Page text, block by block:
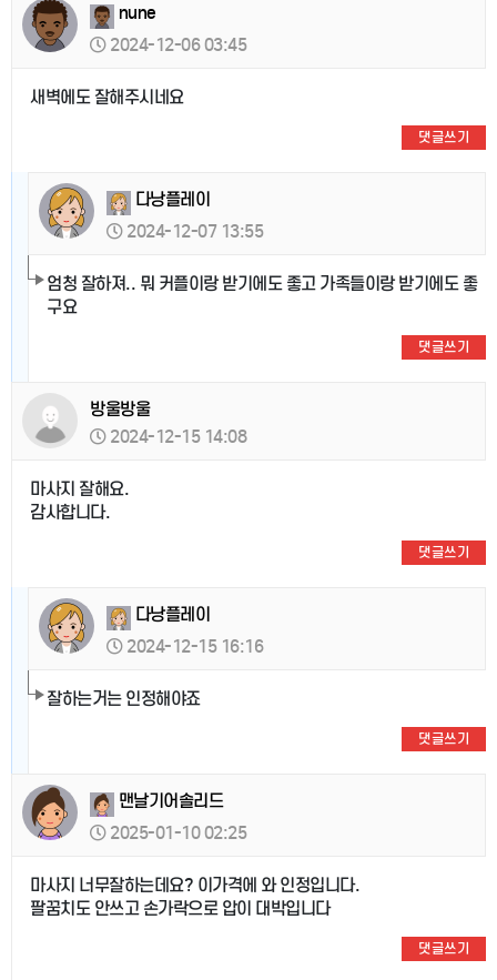
nune
2024-12-06 03:45
새벽에도 잘해주시네요
댓글쓰기
다낭플레이
2024-12-07 13:55
엄청 잘하져.. 뭐 커플이랑 받기에도 좋고 가족들이랑 받기에도 좋
구요
댓글쓰기
방울방울
2024-12-15 14:08
마사지 잘해요.
감사합니다.
댓글쓰기
다낭플레이
2024-12-15 16:16
잘하는거는 인정해야죠
댓글쓰기
맨날기어솔리드
2025-01-10 02:25
마사지 너무잘하는데요? 이가격에 와 인정입니다.
팔꿈치도 안쓰고 손가락으로 압이 대박입니다
댓글쓰기